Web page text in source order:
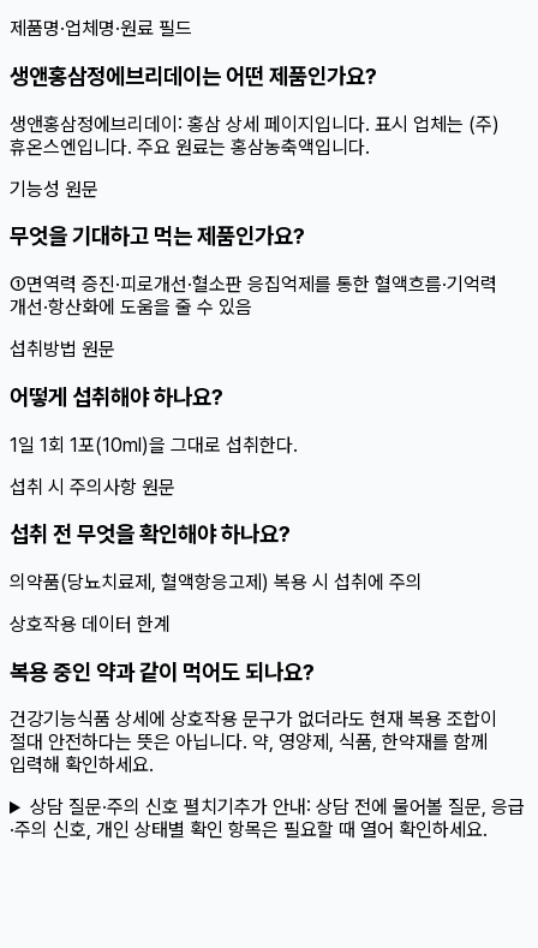
제품명·업체명·원료 필드
생앤홍삼정에브리데이는 어떤 제품인가요?
생앤홍삼정에브리데이: 홍삼 상세 페이지입니다. 표시 업체는 (주)
휴온스엔입니다. 주요 원료는 홍삼농축액입니다.
기능성 원문
무엇을 기대하고 먹는 제품인가요?
①면역력 증진·피로개선·혈소판 응집억제를 통한 혈액흐름·기억력
개선·항산화에 도움을 줄 수 있음
섭취방법 원문
어떻게 섭취해야 하나요?
1일 1회 1포(10ml)을 그대로 섭취한다.
섭취 시 주의사항 원문
섭취 전 무엇을 확인해야 하나요?
의약품(당뇨치료제, 혈액항응고제) 복용 시 섭취에 주의
상호작용 데이터 한계
복용 중인 약과 같이 먹어도 되나요?
건강기능식품 상세에 상호작용 문구가 없더라도 현재 복용 조합이
절대 안전하다는 뜻은 아닙니다. 약, 영양제, 식품, 한약재를 함께
입력해 확인하세요.
상담 질문·주의 신호 펼치기 추가 안내: 상담 전에 물어볼 질문, 응급
·주의 신호, 개인 상태별 확인 항목은 필요할 때 열어 확인하세요.